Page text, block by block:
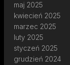
maj 2025
kwiecień 2025
marzec 2025
luty 2025
styczeń 2025
grudzień 2024